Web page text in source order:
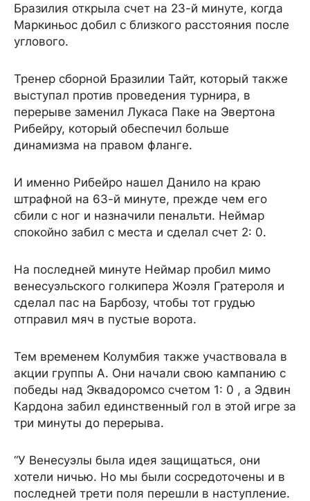
Бразилия открыла счет на 23-й минуте, когда
Маркиньос добил с близкого расстояния после
углового.
Тренер сборной Бразилии Тайт, который также
выступал против проведения турнира, в
перерыве заменил Лукаса Паке на Эвертона
Рибейру, который обеспечил больше
динамизма на правом фланге.
И именно Рибейро нашел Данило на краю
штрафной на 63-й минуте, прежде чем его
сбили с ног и назначили пенальти. Неймар
спокойно забил с места и сделал счет 2: 0.
На последней минуте Неймар пробил мимо
венесуэльского голкипера Жоэля Гратероля и
сделал пас на Барбозу, чтобы тот грудью
отправил мяч в пустые ворота.
Тем временем Колумбия также участвовала в
акции группы А. Они начали свою кампанию с
победы над Эквадоромсо счетом 1: 0 , а Эдвин
Кардона забил единственный гол в этой игре за
три минуты до перерыва.
“У Венесуэлы была идея защищаться, они
хотели ничью. Но мы были сосредоточены и в
последней трети поля перешли в наступление.